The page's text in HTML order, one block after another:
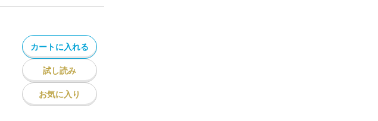
カートに入れる
試し読み
お気に入り